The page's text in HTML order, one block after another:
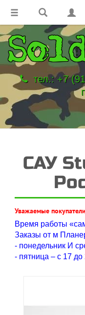
тел.: +7
САУ
Уважаемые
Время работы
Заказы от м
- понедельник И
- пятница – с 17 до